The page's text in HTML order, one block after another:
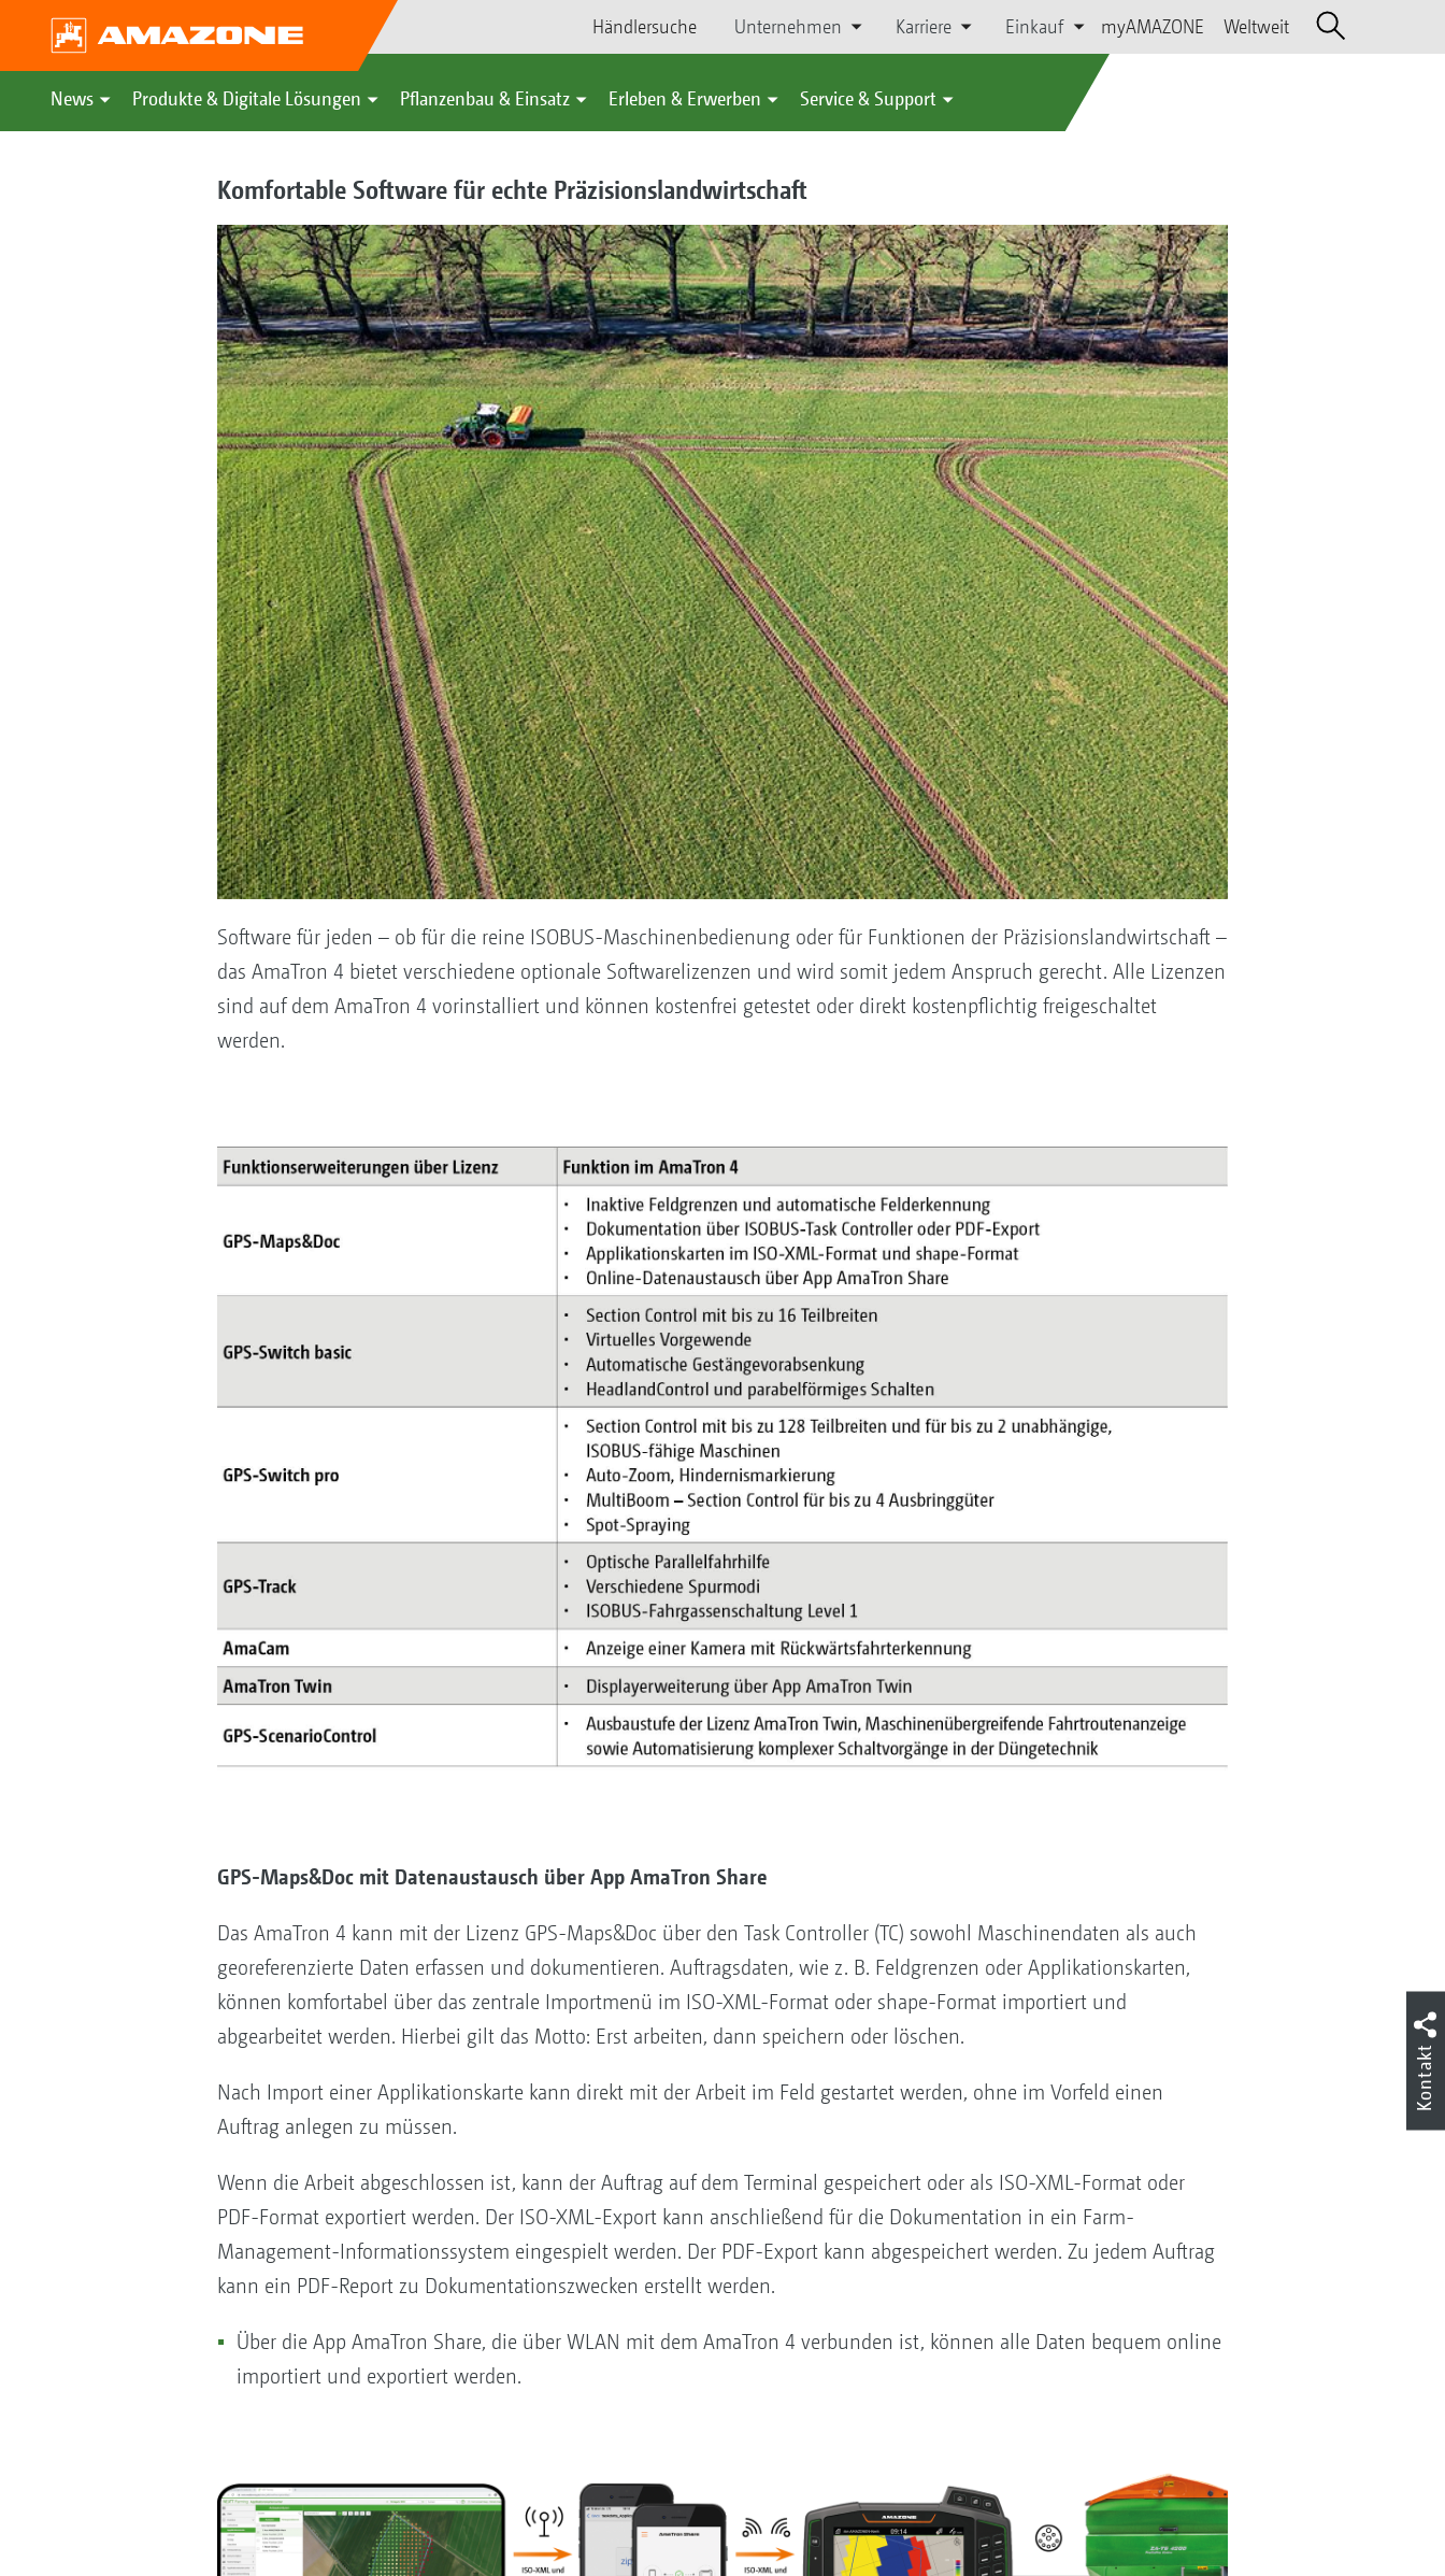
Händlersuche Unternehmen Karriere Einkauf myAMAZONE Weltweit
News Produkte & Digitale Lösungen Pflanzenbau & Einsatz Erleben & Erwerben Service & Support
Komfortable Software für echte Präzisionslandwirtschaft
Software für jeden – ob für die reine ISOBUS-Maschinenbedienung oder für Funktionen der Präzisionslandwirtschaft –
das AmaTron 4 bietet verschiedene optionale Softwarelizenzen und wird somit jedem Anspruch gerecht. Alle Lizenzen
sind auf dem AmaTron 4 vorinstalliert und können kostenfrei getestet oder direkt kostenpflichtig freigeschaltet
werden.
GPS-Maps&Doc mit Datenaustausch über App AmaTron Share
Das AmaTron 4 kann mit der Lizenz GPS-Maps&Doc über den Task Controller (TC) sowohl Maschinendaten als auch
georeferenzierte Daten erfassen und dokumentieren. Auftragsdaten, wie z. B. Feldgrenzen oder Applikationskarten,
können komfortabel über das zentrale Importmenü im ISO-XML-Format oder shape-Format importiert und
abgearbeitet werden. Hierbei gilt das Motto: Erst arbeiten, dann speichern oder löschen.
Nach Import einer Applikationskarte kann direkt mit der Arbeit im Feld gestartet werden, ohne im Vorfeld einen
Auftrag anlegen zu müssen.
Wenn die Arbeit abgeschlossen ist, kann der Auftrag auf dem Terminal gespeichert oder als ISO-XML-Format oder
PDF-Format exportiert werden. Der ISO-XML-Export kann anschließend für die Dokumentation in ein Farm-
Management-Informationssystem eingespielt werden. Der PDF-Export kann abgespeichert werden. Zu jedem Auftrag
kann ein PDF-Report zu Dokumentationszwecken erstellt werden.
Über die App AmaTron Share, die über WLAN mit dem AmaTron 4 verbunden ist, können alle Daten bequem online
importiert und exportiert werden.
Kontakt